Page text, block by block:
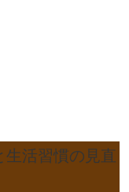
生活習慣の見直